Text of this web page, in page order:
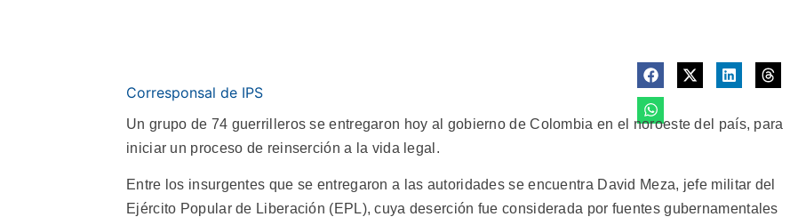
Corresponsal de IPS
Un grupo de 74 guerrilleros se entregaron hoy al gobierno de Colombia en el noroeste del país, para
iniciar un proceso de reinserción a la vida legal.
Entre los insurgentes que se entregaron a las autoridades se encuentra David Meza, jefe militar del
Ejército Popular de Liberación (EPL), cuya deserción fue considerada por fuentes gubernamentales